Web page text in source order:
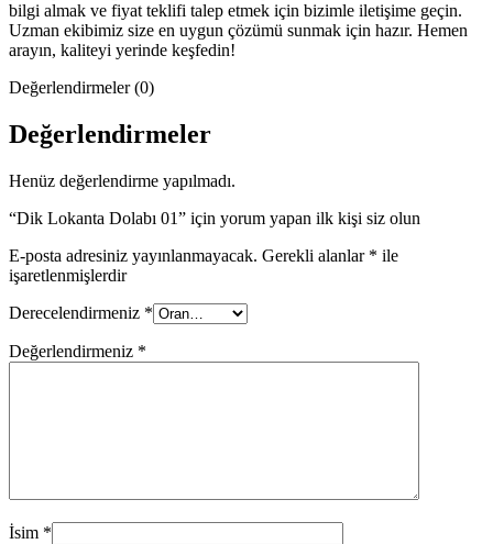
bilgi almak ve fiyat teklifi talep etmek için bizimle iletişime geçin.
Uzman ekibimiz size en uygun çözümü sunmak için hazır. Hemen
arayın, kaliteyi yerinde keşfedin!
Değerlendirmeler (0)
Değerlendirmeler
Henüz değerlendirme yapılmadı.
“Dik Lokanta Dolabı 01” için yorum yapan ilk kişi siz olun
E-posta adresiniz yayınlanmayacak. Gerekli alanlar * ile
işaretlenmişlerdir
Derecelendirmeniz *
Değerlendirmeniz *
İsim *